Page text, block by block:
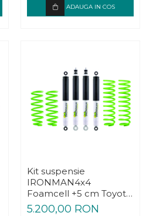
ADAUGA IN COS
Kit suspensie
IRONMAN4x4
Foamcell +5 cm Toyota
Land Cruiser J80 / J105
5.200,00 RON